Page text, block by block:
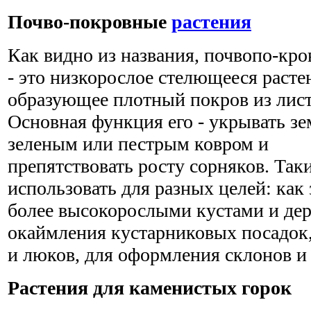
Почво-покровные растения
Как видно из названия, почвопо-
- это низкорослое стелющееся
образующее плотный покров из
Основная функция его - укрывать
зеленым или пестрым ковром и
препятствовать росту сорняков.
использовать для разных целей:
более высокорослыми кустами и
окаймления кустарниковых
и люков, для оформления склонов и
Растения для каменистых горок